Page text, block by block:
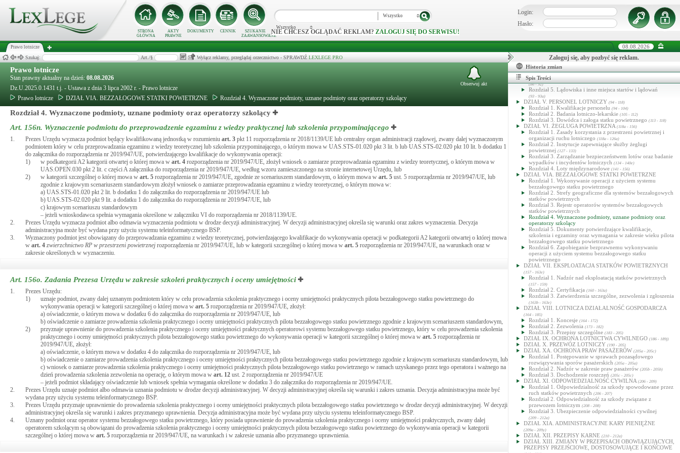
STRONA
GŁÓWNA
AKTY
PRAWNE
DOKUMENTY CENNIK
SZUKANIE
ZAAWANSOWANE
Wszystko
Wszystko
NIE CHCESZ OGLĄDAĆ REKLAM? ZALOGUJ SIĘ DO SERWISU!
Login:
Hasło:
Prawo lotnicze 08.08.2026
Szukaj: Art./§ Wyłącz reklamy, przeglądaj orzecznictwo - SPRAWDŹ LEXLEGE PRO
Prawo lotnicze
Stan prawny aktualny na dzień: 08.08.2026
Dz.U.2025.0.1431 t.j. - Ustawa z dnia 3 lipca 2002 r. - Prawo lotnicze
Prawo lotnicze
DZIAŁ VIA. BEZZAŁOGOWE STATKI POWIETRZNE Rozdział 4. Wyznaczone podmioty, uznane podmioty oraz operatorzy szkolący
Obserwuj akt
Rozdział 4. Wyznaczone podmioty, uznane podmioty oraz operatorzy szkolący
Art. 156n. Wyznaczenie podmiotu do przeprowadzenie egzaminu z wiedzy praktycznej lub szkolenia przypominającego
1. Prezes Urzędu wyznacza podmiot będący kwalifikowaną jednostką w rozumieniu art. 3 pkt 11 rozporządzenia nr 2018/1139/UE lub centralny organ administracji rządowej, zwany dalej wyznaczonym
podmiotem który w celu przeprowadzania egzaminu z wiedzy teoretycznej lub szkolenia przypominającego, o którym mowa w UAS.STS-01.020 pkt 3 lit. b lub UAS.STS-02.020 pkt 10 lit. b dodatku 1
do załącznika do rozporządzenia nr 2019/947/UE, potwierdzającego kwalifikacje do wykonywania operacji:
1)
w podkategorii A2 kategorii otwartej o której mowa w art. 4 rozporządzenia nr 2019/947/UE, złożył wniosek o zamiarze przeprowadzania egzaminu z wiedzy teoretycznej, o którym mowa w
UAS.OPEN.030 pkt 2 lit. c części A załącznika do rozporządzenia nr 2019/947/UE, według wzoru zamieszczonego na stronie internetowej Urzędu, lub
2)
w kategorii szczególnej o której mowa w art. 5 rozporządzenia nr 2019/947/UE, zgodnie ze scenariuszem standardowym, o którym mowa w art. 5 ust. 5 rozporządzenia nr 2019/947/UE, lub
zgodnie z krajowym scenariuszem standardowym złożył wniosek o zamiarze przeprowadzania egzaminu z wiedzy teoretycznej, o którym mowa w:
a) UAS.STS-01.020 pkt 2 lit. b dodatku 1 do załącznika do rozporządzenia nr 2019/947/UE lub
b) UAS.STS-02.020 pkt 9 lit. a dodatku 1 do załącznika do rozporządzenia nr 2019/947/UE, lub
c) krajowym scenariuszu standardowym
– jeżeli wnioskodawca spełnia wymagania określone w załączniku VI do rozporządzenia nr 2018/1139/UE.
2.
Prezes Urzędu wyznacza podmiot albo odmawia wyznaczenia podmiotu w drodze decyzji administracyjnej. W decyzji administracyjnej określa się warunki oraz zakres wyznaczenia. Decyzja
administracyjna może być wydana przy użyciu systemu teleinformatycznego BSP.
3.
Wyznaczony podmiot jest obowiązany do przeprowadzania egzaminu z wiedzy teoretycznej, potwierdzającego kwalifikacje do wykonywania operacji w podkategorii A2 kategorii otwartej o której mowa
w art. 4 zwierzchnictwo RP w przestrzeni powietrznej rozporządzenia nr 2019/947/UE, lub w kategorii szczególnej o której mowa w art. 5 rozporządzenia nr 2019/947/UE, na warunkach oraz w
zakresie określonych w wyznaczeniu.
Art. 156o. Zadania Prezesa Urzędu w zakresie szkoleń praktycznych i oceny umiejętności
1.
Prezes Urzędu:
1)
uznaje podmiot, zwany dalej uznanym podmiotem który w celu prowadzenia szkolenia praktycznego i oceny umiejętności praktycznych pilota bezzałogowego statku powietrznego do
wykonywania operacji w kategorii szczególnej o której mowa w art. 5 rozporządzenia nr 2019/947/UE, złożył:
a) oświadczenie, o którym mowa w dodatku 6 do załącznika do rozporządzenia nr 2019/947/UE, lub
b) oświadczenie o zamiarze prowadzenia szkolenia praktycznego i oceny umiejętności praktycznych pilota bezzałogowego statku powietrznego zgodnie z krajowym scenariuszem standardowym,
2)
przyznaje uprawnienie do prowadzenia szkolenia praktycznego i oceny umiejętności praktycznych operatorowi systemu bezzałogowego statku powietrznego, który w celu prowadzenia szkolenia
praktycznego i oceny umiejętności praktycznych pilota bezzałogowego statku powietrznego do wykonywania operacji w kategorii szczególnej o której mowa w art. 5 rozporządzenia nr
2019/947/UE, złożył:
a) oświadczenie, o którym mowa w dodatku 4 do załącznika do rozporządzenia nr 2019/947/UE, lub
b) oświadczenie o zamiarze prowadzenia szkolenia praktycznego i oceny umiejętności praktycznych pilota bezzałogowego statku powietrznego zgodnie z krajowym scenariuszu standardowym, lub
c) wniosek o zamiarze prowadzenia szkolenia praktycznego i oceny umiejętności praktycznych pilota bezzałogowego statku powietrznego w ramach uzyskanego przez tego operatora i ważnego na
dzień prowadzenia szkolenia zezwolenia na operację, o którym mowa w art. 12 ust. 2 rozporządzenia nr 2019/947/UE
– jeżeli podmiot składający oświadczenie lub wniosek spełnia wymagania określone w dodatku 3 do załącznika do rozporządzenia nr 2019/947/UE.
2.
Prezes Urzędu uznaje podmiot albo odmawia uznania podmiotu w drodze decyzji administracyjnej. W decyzji administracyjnej określa się warunki i zakres uznania. Decyzja administracyjna może być
wydana przy użyciu systemu teleinformatycznego BSP.
3.
Prezes Urzędu przyznaje uprawnienie do prowadzenia szkolenia praktycznego i oceny umiejętności praktycznych pilota bezzałogowego statku powietrznego w drodze decyzji administracyjnej. W decyzji
administracyjnej określa się warunki i zakres przyznanego uprawnienia. Decyzja administracyjna może być wydana przy użyciu systemu teleinformatycznego BSP.
4.
Uznany podmiot oraz operator systemu bezzałogowego statku powietrznego, który posiada uprawnienie do prowadzenia szkolenia praktycznego i oceny umiejętności praktycznych, zwany dalej
operatorem szkolącym są obowiązani do prowadzenia szkolenia praktycznego i oceny umiejętności praktycznych pilota bezzałogowego statku powietrznego do wykonywania operacji w kategorii
szczególnej o której mowa w art. 5 rozporządzenia nr 2019/947/UE, na warunkach i w zakresie uznania albo przyznanego uprawnienia.
Zaloguj się, aby pozbyć się reklam.
Historia zmian
Spis Treści
LOTNICZY
Rozdział 1. Postanowienia ogólne(31 - 33)
Rozdział 2. Rejestry statków powietrznych(34 - 44)
Rozdział 3. Zdatność statków powietrznych do lotów (45 - 53c)
URZĄDZENIA NAZIEMNE(54 - 93a)
Rozdział 1. Postanowienia ogólne, zakładanie i rejestrowanie
lotnisk
Rozdział 2. Eksploatacja lotnisk(66 - 83a)
Rozdział 3. Ratownictwo i ochrona przeciwpożarowa lotnisk
(84 - 85)
Rozdział 4. Otoczenie lotniska i lotnicze urządzenia naziemne
(86 - 92)
Rozdział 5. Lądowiska i inne miejsca startów i lądowań
(93 - 93a)
DZIAŁ V. PERSONEL LOTNICZY (94 - 118)
Rozdział 1. Kwalifikacje personelu (94 - 104)
Rozdział 2. Badania lotniczo-lekarskie (105 - 112)
Rozdział 3. Dowódca i załoga statku powietrznego (113 - 118)
DZIAŁ VI. ŻEGLUGA POWIETRZNA (118a - 156)
Rozdział 1. Zasady korzystania z przestrzeni powietrznej i
organizacji ruchu lotniczego (118a - 126a)
Rozdział 2. Instytucje zapewniające służby żeglugi
powietrznej (127 - 133)
Rozdział 3. Zarządzanie bezpieczeństwem lotów oraz badanie
wypadków i incydentów lotniczych (134 - 140e)
Rozdział 4. Loty międzynarodowe (141 - 156)
DZIAŁ VIA. BEZZAŁOGOWE STATKI POWIETRZNE
Rozdział 1. Wykonywanie operacji z użyciem systemu
bezzałogowego statku powietrznego
Rozdział 2. Strefy geograficzne dla systemów bezzałogowych
statków powietrznych
Rozdział 3. Rejestr operatorów systemów bezzałogowych
statków powietrznych
Rozdział 4. Wyznaczone podmioty, uznane podmioty oraz
operatorzy szkolący
Rozdział 5. Dokumenty potwierdzające kwalifikacje,
szkolenia i egzaminy oraz wymagania w zakresie wieku pilota
bezzałogowego statku powietrznego
Rozdział 6. Zapobieganie bezprawnemu wykonywaniu
operacji z użyciem systemu bezzałogowego statku
powietrznego
DZIAŁ VII. EKSPLOATACJA STATKÓW POWIETRZNYCH
(157 - 163e)
Rozdział 1. Nadzór nad eksploatacją statków powietrznych
(157 - 159)
Rozdział 2. Certyfikacja (160 - 163a)
Rozdział 3. Zatwierdzenia szczególne, zezwolenia i zgłoszenia
(163b - 163e)
DZIAŁ VIII. LOTNICZA DZIAŁALNOŚĆ GOSPODARCZA
(164 - 185)
Rozdział 1. Koncesje (164 - 172)
Rozdział 2. Zezwolenia (173 - 182)
Rozdział 3. Przepisy szczególne (183 - 205)
DZIAŁ IX. OCHRONA LOTNICTWA CYWILNEGO (186 - 189j)
DZIAŁ X. PRZEWÓZ LOTNICZY (190 - 205)
DZIAŁ XA. OCHRONA PRAW PASAŻERÓW (205a - 205c)
Rozdział 1. Postępowanie w sprawach pozasądowego
rozwiązywania sporów pasażerskich (205a - 205a)
Rozdział 2. Nadzór w zakresie praw pasażerów (205b - 205b)
Rozdział 3. Dochodzenie roszczeń (205c - 205c)
DZIAŁ XI. ODPOWIEDZIALNOŚĆ CYWILNA (206 - 209)
Rozdział 1. Odpowiedzialność za szkody spowodowane przez
ruch statków powietrznych (206 - 207)
Rozdział 2. Odpowiedzialność za szkody związane z
przewozem lotniczym (208 - 208)
Rozdział 3. Ubezpieczenie odpowiedzialności cywilnej
(209 - 212a)
DZIAŁ XIA. ADMINISTRACYJNE KARY PIENIĘŻNE
(209a - 209y)
DZIAŁ XII. PRZEPISY KARNE (210 - 212a)
DZIAŁ XIII. ZMIANY W PRZEPISACH OBOWIĄZUJĄCYCH,
PRZEPISY PRZEJŚCIOWE, DOSTOSOWUJĄCE I KOŃCOWE